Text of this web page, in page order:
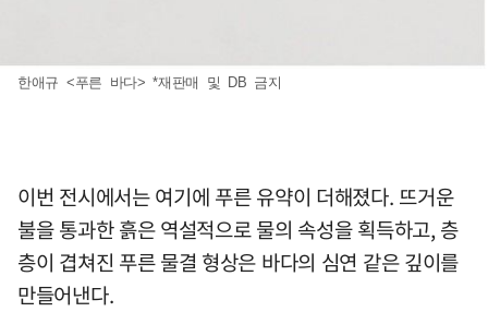
한애규 <푸른 바다> *재판매 및 DB 금지
이번 전시에서는 여기에 푸른 유약이 더해졌다. 뜨거운
불을 통과한 흙은 역설적으로 물의 속성을 획득하고, 층
층이 겹쳐진 푸른 물결 형상은 바다의 심연 같은 깊이를
만들어낸다.